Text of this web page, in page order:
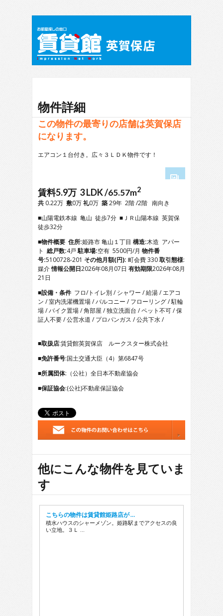
物件詳細
この物件の最寄りの店舗は英賀保店
になります。
エアコン１台付き。広々３ＬＤＫ物件です！
4
6
7
8
9
12
13
14
賃料5.9万 3 LDK /65.57m2
共 0.22万 敷0万礼0万 築29年 2階 /2階 南向き
■山陽電鉄本線 亀山 徒歩7分 ■ＪＲ山陽本線 英賀保
徒歩32分
■物件概要 住所:姫路市 亀山１丁目 構造:木造 アパー
ト 総戸数:4戸駐車場:空有 5500円/月 物件番
号:5100728-201 その他月額(円): 町会費 330取引態様:
媒介情報公開日2026年08月07日 有効期限2026年08月
21日
■設備・条件 フロ/トイレ別 / シャワー / 給湯 / エアコ
ン / 室内洗濯機置場 / バルコニー / フローリング / 駐輪
場 / バイク置場 / 角部屋 / 独立洗面台 / ペット不可 / 保
証人不要 / 公営水道 / プロパンガス / 公共下水 /
■取扱店:賃貸館英賀保店 ルークスター株式会社
■免許番号:国土交通大臣（4）第6847号
■所属団体:（公社）全日本不動産協会
■保証協会:(公社)不動産保証協会
他にこんな物件を見ていま
す
こちらの物件は賃貸館姫路店が …
積水ハウスのシャーメゾン。姫路駅までアクセスの良
い立地。３Ｌ …